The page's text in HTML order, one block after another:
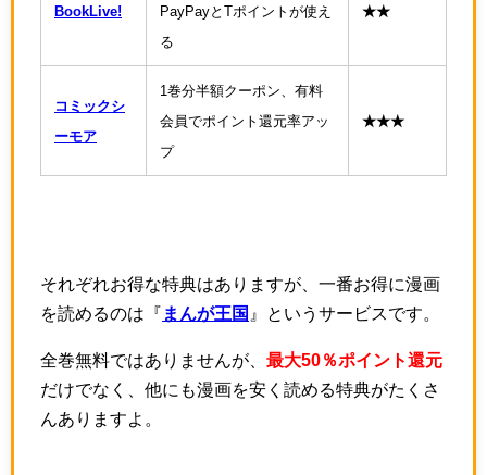
BookLive! PayPayとTポイントが使え
る
★★
コミックシ
ーモア
1巻分半額クーポン、有料
会員でポイント還元率アッ
プ
★★★
それぞれお得な特典はありますが、一番お得に漫画
を読めるのは『 まんが王国 』というサービスです。
全巻無料ではありませんが、 最大50％ポイント還元
だけでなく、他にも漫画を安く読める特典がたくさ
んありますよ。